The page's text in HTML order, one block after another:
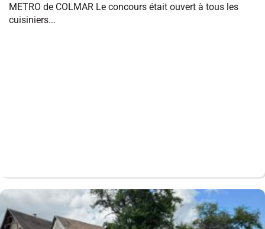
METRO de COLMAR Le concours était ouvert à tous les
cuisiniers...